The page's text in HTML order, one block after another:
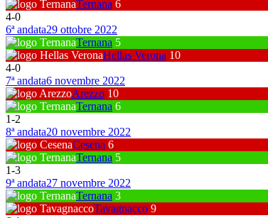
Ternana 6
4-0
6ª andata29 ottobre 2022
Ternana 5
Hellas Verona 10
4-0
7ª andata6 novembre 2022
Arezzo 10
Ternana 6
1-2
8ª andata20 novembre 2022
Cesena 6
Ternana 5
1-3
9ª andata27 novembre 2022
Ternana 3
Tavagnacco 9